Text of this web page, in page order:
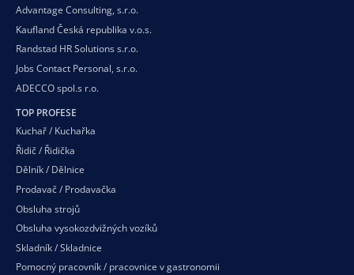
Advantage Consulting, s.r.o.
Kaufland Česká republika v.o.s.
Randstad HR Solutions s.r.o.
Jobs Contact Personal, s.r.o.
ADECCO spol.s r.o.
TOP PROFESE
Kuchař / Kuchařka
Řidič / Řidička
Dělník / Dělnice
Prodavač / Prodavačka
Obsluha strojů
Obsluha vysokozdvižných vozíků
Skladník / Skladnice
Pomocný pracovník / pracovnice v gastronomii